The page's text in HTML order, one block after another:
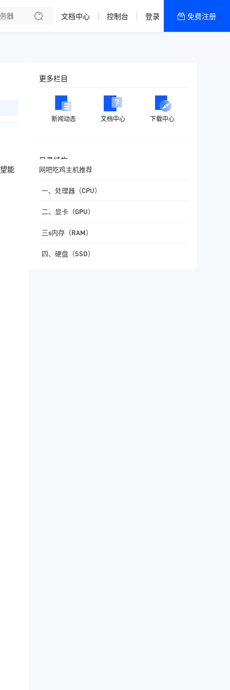
文档中心 控制台 登录 免费注册
能
更多栏目
新闻动态 文档中心 下载中心
目录结构
网吧吃鸡主机推荐
一、处理器（CPU）
二、显卡（GPU）
三s内存（RAM）
四、硬盘（SSD）